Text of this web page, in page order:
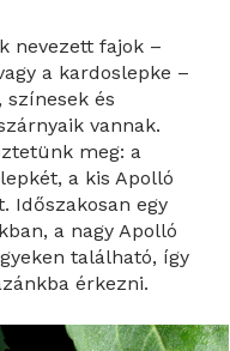
nevezett fajok –
a kardoslepke –
és
vannak.
meg: a
a kis Apolló
Időszakosan egy
a nagy Apolló
található, így
érkezni.